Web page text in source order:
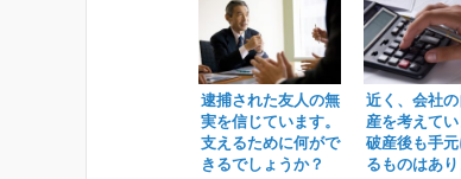
逮捕された友人の無
実を信じています。
支えるために何がで
きるでしょうか？
近く、会社
産を考えてい
破産後も手
るものはあ